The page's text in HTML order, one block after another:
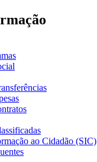
ao Cidadão (SIC)